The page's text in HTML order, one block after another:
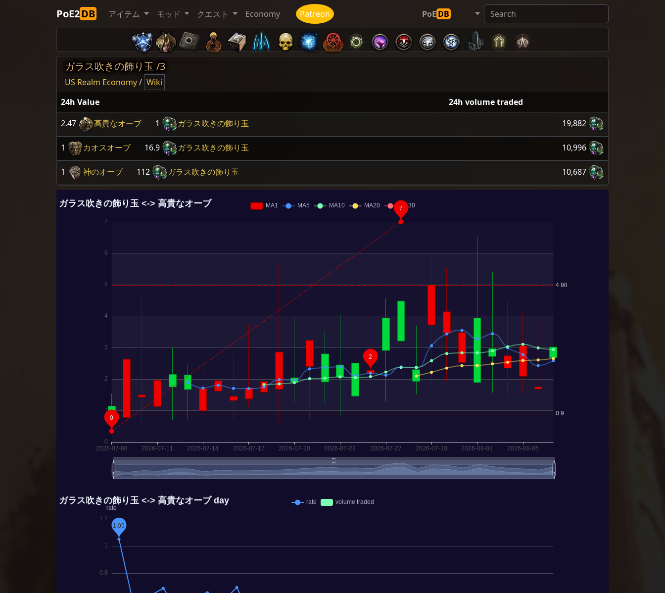
PoE2DB アイテム モッド クエスト Economy Patreon PoEDB
ガラス吹きの飾り玉 /3
US Realm Economy/ Wiki
24h Value
24h volume traded
2.47
高貴なオーブ 1 ガラス吹きの飾り玉 19,882
1 カオスオーブ 16.9 ガラス吹きの飾り玉 10,996
1 神のオーブ 112 ガラス吹きの飾り玉 10,687